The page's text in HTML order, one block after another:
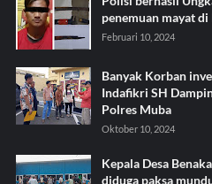
penemuan mayat di
Februari 10, 2024
Banyak Korban
Indafikri SH
Polres Muba
Oktober 10, 2024
Kepala Desa
diduga paksa